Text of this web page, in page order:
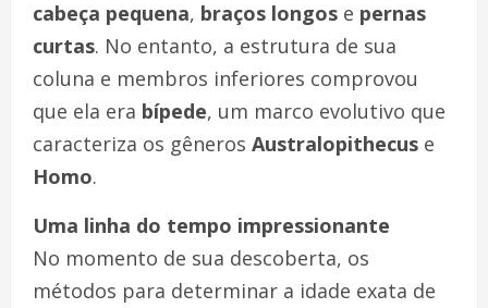
cabeça pequena, braços longos e pernas
curtas. No entanto, a estrutura de sua
coluna e membros inferiores comprovou
que ela era bípede, um marco evolutivo que
caracteriza os gêneros Australopithecus e
Homo.
Uma linha do tempo impressionante
No momento de sua descoberta, os
métodos para determinar a idade exata de